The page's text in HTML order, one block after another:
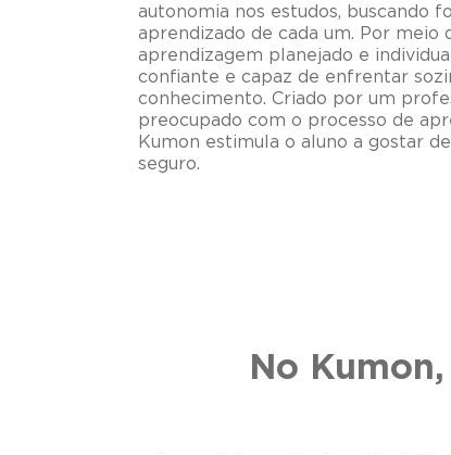
autonomia nos estudos, buscando
aprendizado de cada um. Por meio
aprendizagem planejado e
confiante e capaz de enfrentar
conhecimento. Criado por um
preocupado com o processo de
Kumon estimula o aluno a gostar
seguro.
No